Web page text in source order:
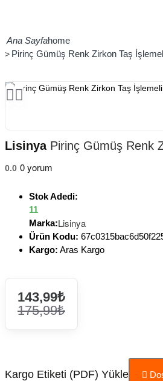
home
Pirinç Gümüş Renk Zirkon Taş
LisinyaPirinç Gümüş Renk
0.0 0 yorum
Stok Adedi:
11
Marka:Lisinya
Ürün Kodu:
Kargo: Aras Kargo
143,99₺
175,99₺
Kargo Etiketi (PDF) Yükle